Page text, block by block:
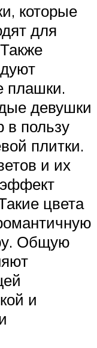
которые
для
плашки.
девушки
в пользу
плитки.
и их
эффект
цвета
Общую
и